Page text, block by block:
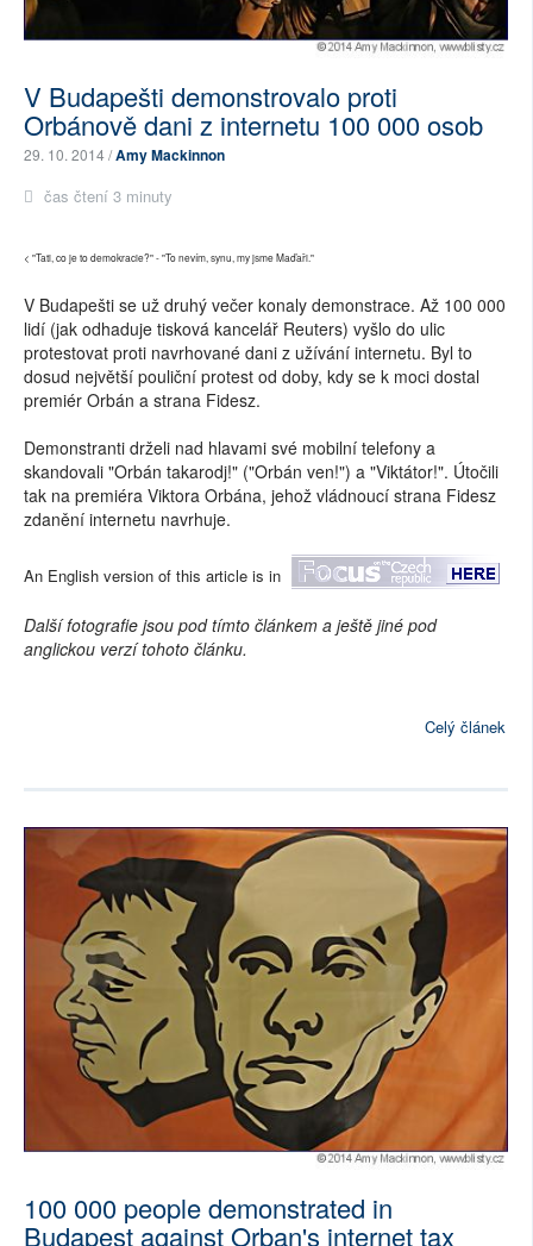
V Budapešti demonstrovalo proti
Orbánově dani z internetu 100 000 osob
29. 10. 2014 /Amy Mackinnon
čas čtení 3 minuty
< "Tati, co je to demokracie?" - "To nevím, synu, my jsme Maďaři."
V Budapešti se už druhý večer konaly demonstrace. Až 100 000
lidí (jak odhaduje tisková kancelář Reuters) vyšlo do ulic
protestovat proti navrhované dani z užívání internetu. Byl to
dosud největší pouliční protest od doby, kdy se k moci dostal
premiér Orbán a strana Fidesz.
Demonstranti drželi nad hlavami své mobilní telefony a
skandovali "Orbán takarodj!" ("Orbán ven!") a "Viktátor!". Útočili
tak na premiéra Viktora Orbána, jehož vládnoucí strana Fidesz
zdanění internetu navrhuje.
An English version of this article is in
Další fotografie jsou pod tímto článkem a ještě jiné pod
anglickou verzí tohoto článku.
Celý článek
100 000 people demonstrated in
Budapest against Orban's internet tax